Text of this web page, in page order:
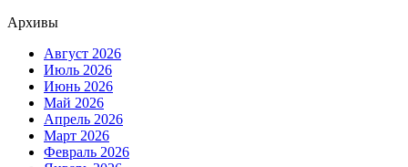
Архивы
Август 2026
Июль 2026
Июнь 2026
Май 2026
Апрель 2026
Март 2026
Февраль 2026